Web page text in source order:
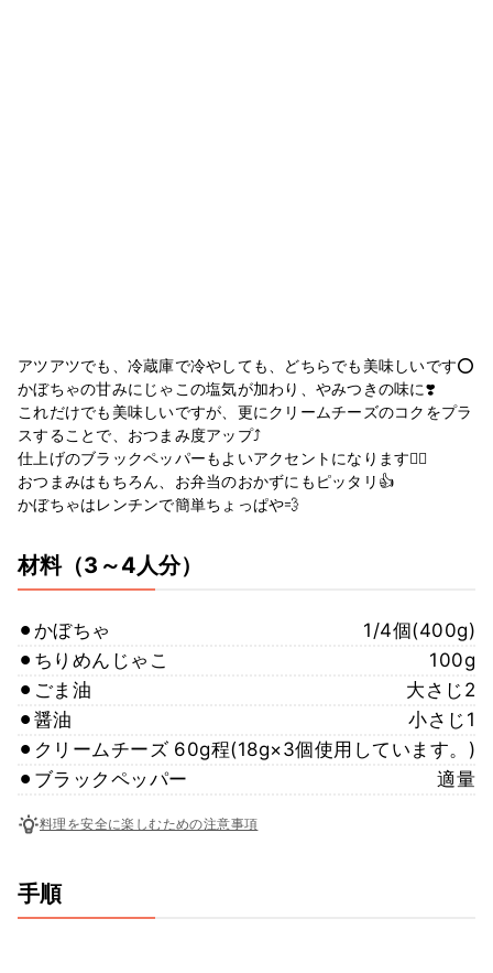
アツアツでも、冷蔵庫で冷やしても、どちらでも美味しいです⭕️
かぼちゃの甘みにじゃこの塩気が加わり、やみつきの味に❣️
これだけでも美味しいですが、更にクリームチーズのコクをプラ
スすることで、おつまみ度アップ⤴
仕上げのブラックペッパーもよいアクセントになります🙆‍♀️
おつまみはもちろん、お弁当のおかずにもピッタリ👍
かぼちゃはレンチンで簡単ちょっぱや💨
材料（3～4人分）
⚫︎かぼちゃ
1/4個(400g)
⚫︎ちりめんじゃこ
100g
⚫︎ごま油
大さじ2
⚫︎醤油
小さじ1
⚫︎クリームチーズ 60g程(18g×3個使用しています。)
⚫︎ブラックペッパー
適量
料理を安全に楽しむための注意事項
手順